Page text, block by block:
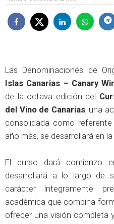
Las Denominaciones de
Islas Canarias – Canary
de la octava edición del
del Vino de Canarias, una
consolidada como
año más, se desarrollará en
El curso dará comienzo
desarrollará a lo largo de
carácter íntegramente
académica que combina
ofrecer una visión completa